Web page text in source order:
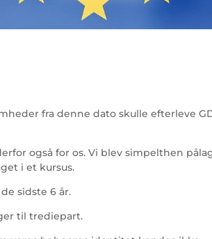
fra denne dato skulle efterleve
også for os. Vi blev simpelthen
i et kursus.
sidste 6 år.
til trediepart.